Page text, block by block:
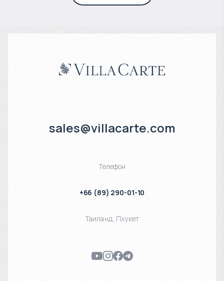
sales@villacarte.com
Телефон
+66 (89) 290-01-10
Таиланд, Пхукет